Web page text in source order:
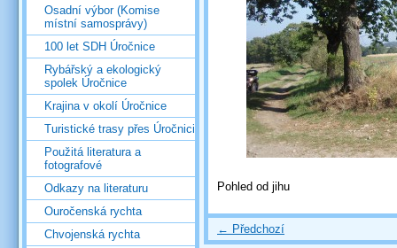
Pohled od jihu
← Předchozí
Osadní výbor (Komise
místní samosprávy)
100 let SDH Úročnice
Rybářský a ekologický
spolek Úročnice
Krajina v okolí Úročnice
Turistické trasy přes Úročnici
Použitá literatura a
fotografové
Odkazy na literaturu
Ouročenská rychta
Chvojenská rychta